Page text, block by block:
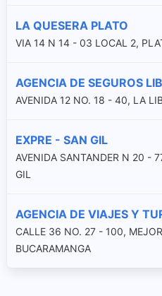
LA QUESERA PLATO
VIA 14 N 14 - 03 LOCAL 2,
AGENCIA DE SEGUROS
AVENIDA 12 NO. 18 - 40, LA
EXPRE - SAN GIL
AVENIDA SANTANDER N 20 -
GIL
AGENCIA DE VIAJES Y
CALLE 36 NO. 27 - 100,
BUCARAMANGA